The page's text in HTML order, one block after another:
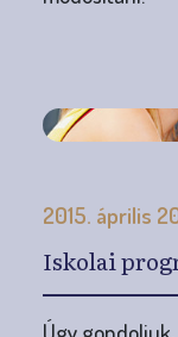
2015. április
Iskolai